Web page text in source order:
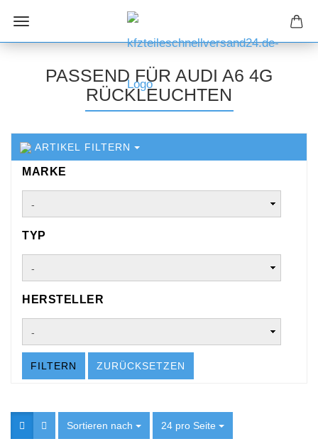
PASSEND FÜR AUDI A6 4G
RÜCKLEUCHTEN
ARTIKEL FILTERN
MARKE
MARKE
TYP
TYP
HERSTELLER
HERSTELLER
FILTERN ZURÜCKSETZEN
Sortieren nach
Sortieren nach 24 pro Seite
pro Seite